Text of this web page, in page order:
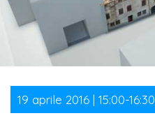
19 aprile 2016 | 15:00-16:30